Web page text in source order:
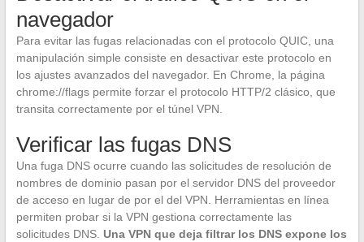
navegador
Para evitar las fugas relacionadas con el protocolo QUIC, una
manipulación simple consiste en desactivar este protocolo en
los ajustes avanzados del navegador. En Chrome, la página
chrome://flags permite forzar el protocolo HTTP/2 clásico, que
transita correctamente por el túnel VPN.
Verificar las fugas DNS
Una fuga DNS ocurre cuando las solicitudes de resolución de
nombres de dominio pasan por el servidor DNS del proveedor
de acceso en lugar de por el del VPN. Herramientas en línea
permiten probar si la VPN gestiona correctamente las
solicitudes DNS. Una VPN que deja filtrar los DNS expone los